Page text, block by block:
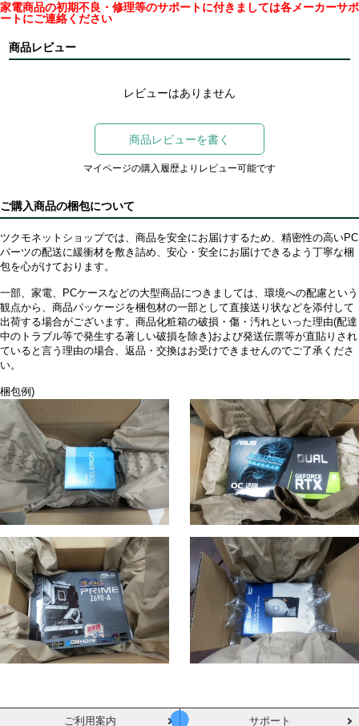
家電商品の初期不良・修理等のサポートに付きましては各メーカーサポ
ートにご連絡ください
商品レビュー
レビューはありません
商品レビューを書く
マイページの購入履歴よりレビュー可能です
ご購入商品の梱包について
ツクモネットショップでは、商品を安全にお届けするため、精密性の高いPC
パーツの配送に緩衝材を敷き詰め、安心・安全にお届けできるよう丁寧な梱
包を心がけております。
一部、家電、PCケースなどの大型商品につきましては、環境への配慮という
観点から、商品パッケージを梱包材の一部として直接送り状などを添付して
出荷する場合がございます。商品化粧箱の破損・傷・汚れといった理由(配達
中のトラブル等で発生する著しい破損を除き)および発送伝票等が直貼りされ
ていると言う理由の場合、返品・交換はお受けできませんのでご了承くださ
い。
梱包例)
ご利用案内 サポート